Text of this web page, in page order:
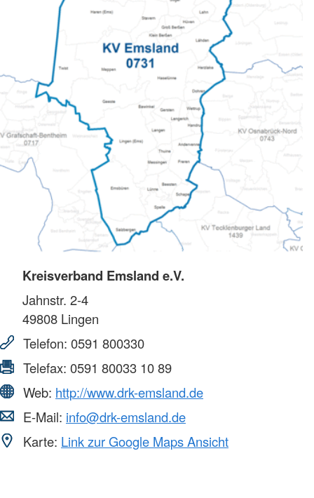
Kreisverband Emsland e.V.
Jahnstr. 2-4
49808 Lingen
Telefon: 0591 800330
Telefax: 0591 80033 10 89
Web: http://www.drk-emsland.de
E-Mail: info@drk-emsland.de
Karte: Link zur Google Maps Ansicht